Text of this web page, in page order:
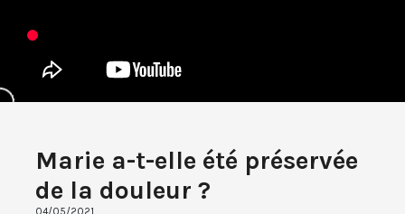
Marie a-t-elle été préservée
de la douleur ?